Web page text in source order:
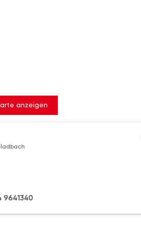
anzeigen
9641340